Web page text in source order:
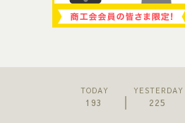
TODAY
193
YESTERDAY
225